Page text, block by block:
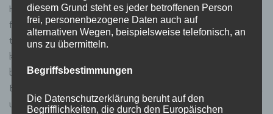
Hause“, antwortete ich ihm. „Ich laufe mit, ich brauche bisschen
frische Luft.“ Also machten wir uns auf den langen Heimweg. Es
tat gut. Wir redeten und redeten und redeten. Es nahm einfach
kein Ende. Wir ließen unsere Gedanken sprudeln, hatten Spaß
bis wir auf halber Strecke eine Pause brauchten. Wir sahen eine
Bank und setzten uns hin. Ich sah ihn an. Seine Augen funkelten
und er war glücklich. Es war eine Spannung zwischen uns. Wir
diesem Grund steht es jeder betroffenen Person
frei, personenbezogene Daten auch auf
alternativen Wegen, beispielsweise telefonisch, an
uns zu übermitteln.
Begriffsbestimmungen
Die Datenschutzerklärung beruht auf den
Begrifflichkeiten, die durch den Europäischen